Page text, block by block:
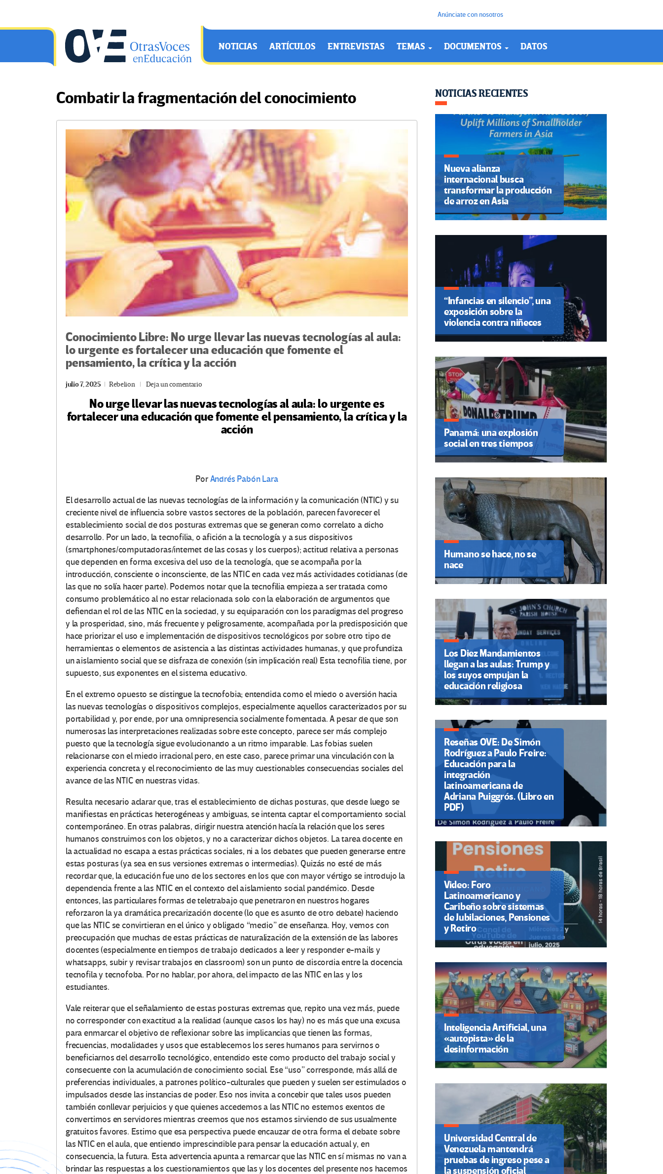
Anúnciate con nosotros
OtrasVocesenEducacion.org
NOTICIAS ARTÍCULOS ENTREVISTAS TEMAS DOCUMENTOS DATOS
Combatir la fragmentación del conocimiento
Conocimiento Libre: No urge llevar las nuevas tecnologías al aula:
lo urgente es fortalecer una educación que fomente el
pensamiento, la crítica y la acción
julio 7, 2025 Rebelion Deja un comentario
No urge llevar las nuevas tecnologías al aula: lo urgente es
fortalecer una educación que fomente el pensamiento, la crítica y la
acción
PorAndrés Pabón Lara
El desarrollo actual de las nuevas tecnologías de la información y la comunicación (NTIC) y su
creciente nivel de influencia sobre vastos sectores de la población, parecen favorecer el
establecimiento social de dos posturas extremas que se generan como correlato a dicho
desarrollo. Por un lado, la tecnofilia, o afición a la tecnología y a sus dispositivos
(smartphones/computadoras/internet de las cosas y los cuerpos); actitud relativa a personas
que dependen en forma excesiva del uso de la tecnología, que se acompaña por la
introducción, consciente o inconsciente, de las NTIC en cada vez más actividades cotidianas (de
las que no solía hacer parte). Podemos notar que la tecnofilia empieza a ser tratada como
consumo problemático al no estar relacionada solo con la elaboración de argumentos que
defiendan el rol de las NTIC en la sociedad, y su equiparación con los paradigmas del progreso
y la prosperidad, sino, más frecuente y peligrosamente, acompañada por la predisposición que
hace priorizar el uso e implementación de dispositivos tecnológicos por sobre otro tipo de
herramientas o elementos de asistencia a las distintas actividades humanas, y que profundiza
un aislamiento social que se disfraza de conexión (sin implicación real) Esta tecnofilia tiene, por
supuesto, sus exponentes en el sistema educativo.
En el extremo opuesto se distingue la tecnofobia; entendida como el miedo o aversión hacia
las nuevas tecnologías o dispositivos complejos, especialmente aquellos caracterizados por su
portabilidad y, por ende, por una omnipresencia socialmente fomentada. A pesar de que son
numerosas las interpretaciones realizadas sobre este concepto, parece ser más complejo
puesto que la tecnología sigue evolucionando a un ritmo imparable. Las fobias suelen
relacionarse con el miedo irracional pero, en este caso, parece primar una vinculación con la
experiencia concreta y el reconocimiento de las muy cuestionables consecuencias sociales del
avance de las NTIC en nuestras vidas.
Resulta necesario aclarar que, tras el establecimiento de dichas posturas, que desde luego se
manifiestas en prácticas heterogéneas y ambiguas, se intenta captar el comportamiento social
contemporáneo. En otras palabras, dirigir nuestra atención hacía la relación que los seres
humanos construimos con los objetos, y no a caracterizar dichos objetos. La tarea docente en
la actualidad no escapa a estas prácticas sociales, ni a los debates que pueden generarse entre
estas posturas (ya sea en sus versiones extremas o intermedias). Quizás no esté de más
recordar que, la educación fue uno de los sectores en los que con mayor vértigo se introdujo la
dependencia frente a las NTIC en el contexto del aislamiento social pandémico. Desde
entonces, las particulares formas de teletrabajo que penetraron en nuestros hogares
reforzaron la ya dramática precarización docente (lo que es asunto de otro debate) haciendo
que las NTIC se convirtieran en el único y obligado “medio” de enseñanza. Hoy, vemos con
preocupación que muchas de estas prácticas de naturalización de la extensión de las labores
docentes (especialmente en tiempos de trabajo dedicados a leer y responder e-mails y
whatsapps, subir y revisar trabajos en classroom) son un punto de discordia entre la docencia
tecnofila y tecnofoba. Por no hablar, por ahora, del impacto de las NTIC en las y los
estudiantes.
Vale reiterar que el señalamiento de estas posturas extremas que, repito una vez más, puede
no corresponder con exactitud a la realidad (aunque casos los hay) no es más que una excusa
para enmarcar el objetivo de reflexionar sobre las implicancias que tienen las formas,
frecuencias, modalidades y usos que establecemos los seres humanos para servirnos o
beneficiarnos del desarrollo tecnológico, entendido este como producto del trabajo social y
consecuente con la acumulación de conocimiento social. Ese “uso” corresponde, más allá de
preferencias individuales, a patrones político-culturales que pueden y suelen ser estimulados o
impulsados desde las instancias de poder. Eso nos invita a concebir que tales usos pueden
también conllevar perjuicios y que quienes accedemos a las NTIC no estemos exentos de
convertirnos en servidores mientras creemos que nos estamos sirviendo de sus usualmente
gratuitos favores. Estimo que esa perspectiva puede encauzar de otra forma el debate sobre
las NTIC en el aula, que entiendo imprescindible para pensar la educación actual y, en
consecuencia, la futura. Esta advertencia apunta a remarcar que las NTIC en sí mismas no van a
brindar las respuestas a los cuestionamientos que las y los docentes del presente nos hacemos
NOTICIAS RECIENTES
Nueva alianza
internacional busca
transformar la producción
de arroz en Asia
“Infancias en silencio”, una
exposición sobre la
violencia contra niñeces
Panamá: una explosión
social en tres tiempos
Humano se hace, no se
nace
Los Diez Mandamientos
llegan a las aulas: Trump y
los suyos empujan la
educación religiosa
Reseñas OVE: De Simón
Rodríguez a Paulo Freire:
Educación para la
integración
latinoamericana de
Adriana Puiggrós. (Libro en
PDF)
Video: Foro
Latinoamericano y
Caribeño sobre sistemas
de Jubilaciones, Pensiones
y Retiro
Inteligencia Artificial, una
«autopista» de la
desinformación
Universidad Central de
Venezuela mantendrá
pruebas de ingreso pese a
la suspensión oficial